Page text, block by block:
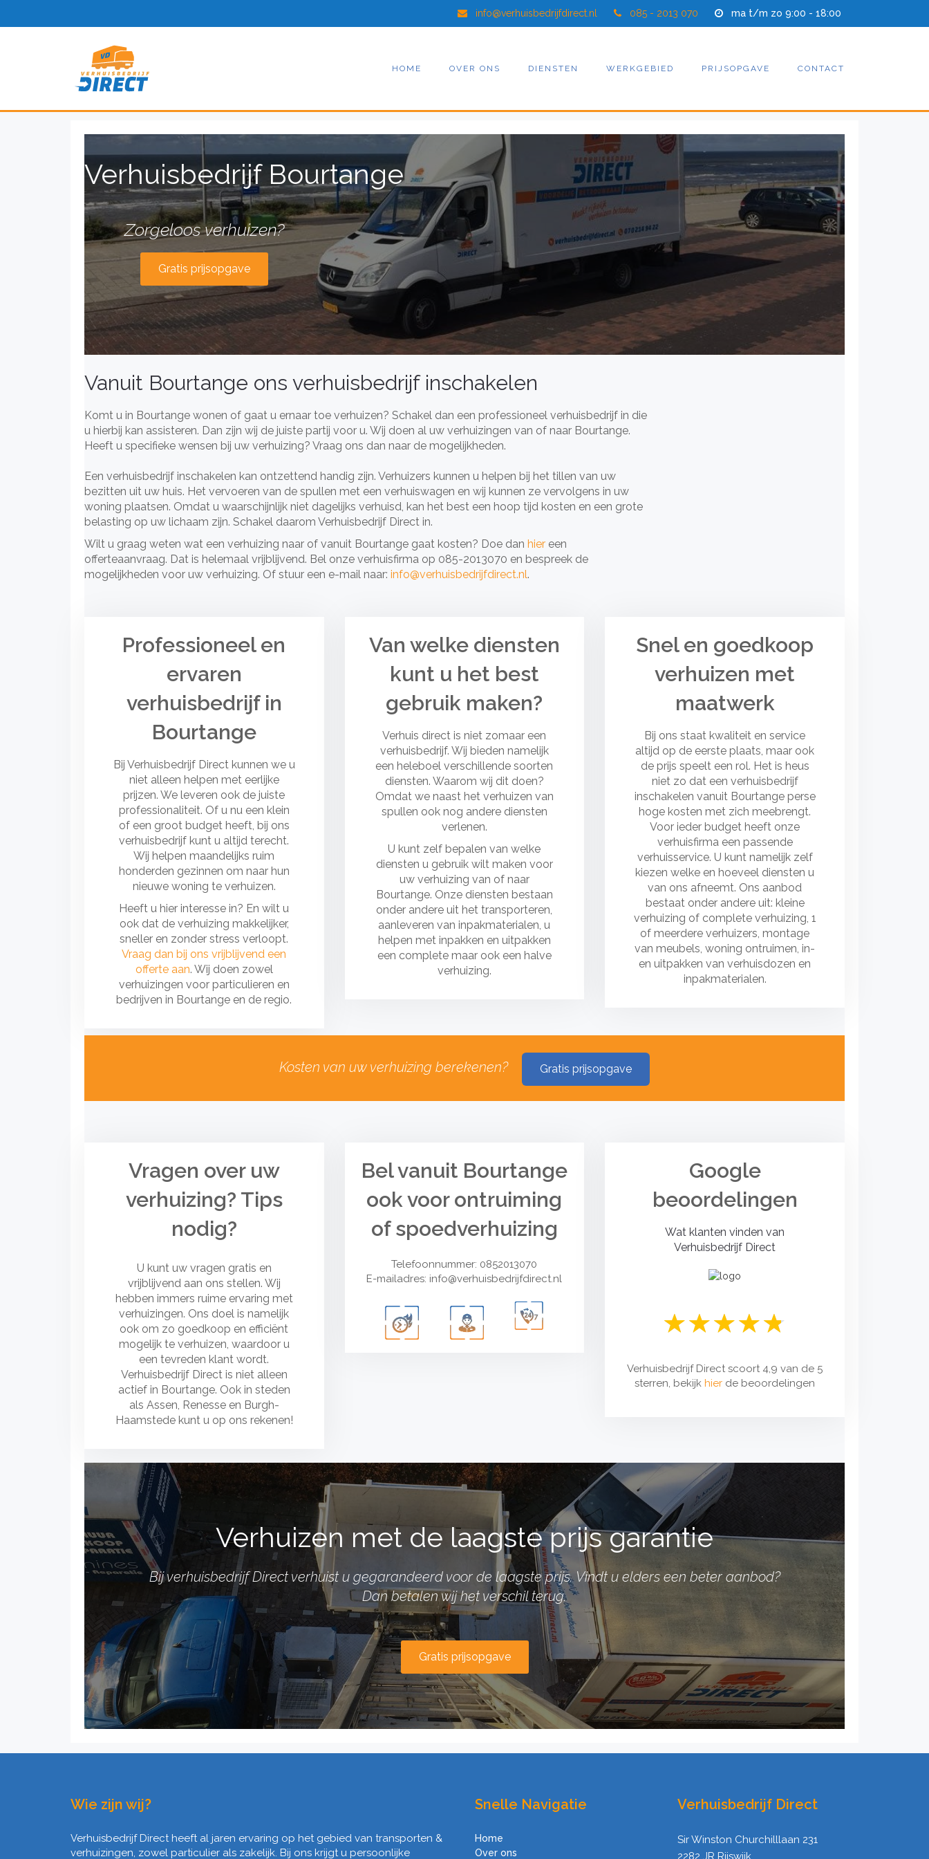
info@verhuisbedrijfdirect.nl 085 - 2013 070 ma t/m zo 9:00 - 18:00
HOME OVER ONS DIENSTEN WERKGEBIED PRIJSOPGAVE CONTACT
Verhuisbedrijf Bourtange
Zorgeloos verhuizen?
Gratis prijsopgave
Vanuit Bourtange ons verhuisbedrijf inschakelen
Komt u in Bourtange wonen of gaat u ernaar toe verhuizen? Schakel dan een professioneel verhuisbedrijf in die
u hierbij kan assisteren. Dan zijn wij de juiste partij voor u. Wij doen al uw verhuizingen van of naar Bourtange.
Heeft u specifieke wensen bij uw verhuizing? Vraag ons dan naar de mogelijkheden.
Een verhuisbedrijf inschakelen kan ontzettend handig zijn. Verhuizers kunnen u helpen bij het tillen van uw
bezitten uit uw huis. Het vervoeren van de spullen met een verhuiswagen en wij kunnen ze vervolgens in uw
woning plaatsen. Omdat u waarschijnlijk niet dagelijks verhuisd, kan het best een hoop tijd kosten en een grote
belasting op uw lichaam zijn. Schakel daarom Verhuisbedrijf Direct in.
Wilt u graag weten wat een verhuizing naar of vanuit Bourtange gaat kosten? Doe dan hier een
offerteaanvraag. Dat is helemaal vrijblijvend. Bel onze verhuisfirma op 085-2013070 en bespreek de
mogelijkheden voor uw verhuizing. Of stuur een e-mail naar: info@verhuisbedrijfdirect.nl.
Professioneel en
ervaren
verhuisbedrijf in
Bourtange
Bij Verhuisbedrijf Direct kunnen we u
niet alleen helpen met eerlijke
prijzen. We leveren ook de juiste
professionaliteit. Of u nu een klein
of een groot budget heeft, bij ons
verhuisbedrijf kunt u altijd terecht.
Wij helpen maandelijks ruim
honderden gezinnen om naar hun
nieuwe woning te verhuizen.
Heeft u hier interesse in? En wilt u
ook dat de verhuizing makkelijker,
sneller en zonder stress verloopt.
Vraag dan bij ons vrijblijvend een
offerte aan. Wij doen zowel
verhuizingen voor particulieren en
bedrijven in Bourtange en de regio.
Van welke diensten
kunt u het best
gebruik maken?
Verhuis direct is niet zomaar een
verhuisbedrijf. Wij bieden namelijk
een heleboel verschillende soorten
diensten. Waarom wij dit doen?
Omdat we naast het verhuizen van
spullen ook nog andere diensten
verlenen.
U kunt zelf bepalen van welke
diensten u gebruik wilt maken voor
uw verhuizing van of naar
Bourtange. Onze diensten bestaan
onder andere uit het transporteren,
aanleveren van inpakmaterialen, u
helpen met inpakken en uitpakken
een complete maar ook een halve
verhuizing.
Snel en goedkoop
verhuizen met
maatwerk
Bij ons staat kwaliteit en service
altijd op de eerste plaats, maar ook
de prijs speelt een rol. Het is heus
niet zo dat een verhuisbedrijf
inschakelen vanuit Bourtange perse
hoge kosten met zich meebrengt.
Voor ieder budget heeft onze
verhuisfirma een passende
verhuisservice. U kunt namelijk zelf
kiezen welke en hoeveel diensten u
van ons afneemt. Ons aanbod
bestaat onder andere uit: kleine
verhuizing of complete verhuizing, 1
of meerdere verhuizers, montage
van meubels, woning ontruimen, in-
en uitpakken van verhuisdozen en
inpakmaterialen.
Kosten van uw verhuizing berekenen? Gratis prijsopgave
Vragen over uw
verhuizing? Tips
nodig?
U kunt uw vragen gratis en
vrijblijvend aan ons stellen. Wij
hebben immers ruime ervaring met
verhuizingen. Ons doel is namelijk
ook om zo goedkoop en efficiënt
mogelijk te verhuizen, waardoor u
een tevreden klant wordt.
Verhuisbedrijf Direct is niet alleen
actief in Bourtange. Ook in steden
als Assen, Renesse en Burgh-
Haamstede kunt u op ons rekenen!
Bel vanuit Bourtange
ook voor ontruiming
of spoedverhuizing
Telefoonnummer: 0852013070
E-mailadres: info@verhuisbedrijfdirect.nl
Google
beoordelingen
Wat klanten vinden van
Verhuisbedrijf Direct
Verhuisbedrijf Direct scoort 4,9 van de 5
sterren, bekijkhier de beoordelingen
Verhuizen met de laagste prijs garantie
Bij verhuisbedrijf Direct verhuist u gegarandeerd voor de laagste prijs. Vindt u elders een beter aanbod?
Dan betalen wij het verschil terug.
Gratis prijsopgave
Wie zijn wij?
Verhuisbedrijf Direct heeft al jaren ervaring op het gebied van transporten &
verhuizingen, zowel particulier als zakelijk. Bij ons krijgt u persoonlijke
Snelle Navigatie
Home
Over ons
Verhuisbedrijf Direct
Sir Winston Churchilllaan 231
2282 JR Rijswijk